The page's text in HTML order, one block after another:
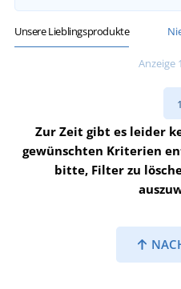
Unsere Lieblingsprodukte
Anzeige
1
Zur Zeit gibt es leider
gewünschten Kriterien
bitte, Filter zu